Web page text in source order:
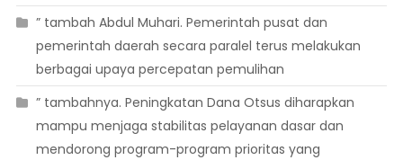
” tambah Abdul Muhari. Pemerintah pusat dan
pemerintah daerah secara paralel terus melakukan
berbagai upaya percepatan pemulihan
” tambahnya. Peningkatan Dana Otsus diharapkan
mampu menjaga stabilitas pelayanan dasar dan
mendorong program-program prioritas yang